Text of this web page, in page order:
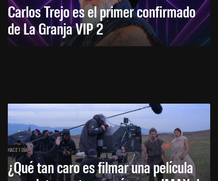
Carlos Trejo es el primer confirmado
de La Granja VIP 2
HACE 1 DÍA
¿Qué tan caro es filmar una película